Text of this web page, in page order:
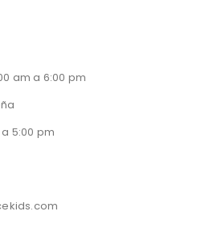
am a 6:00 pm
5:00 pm